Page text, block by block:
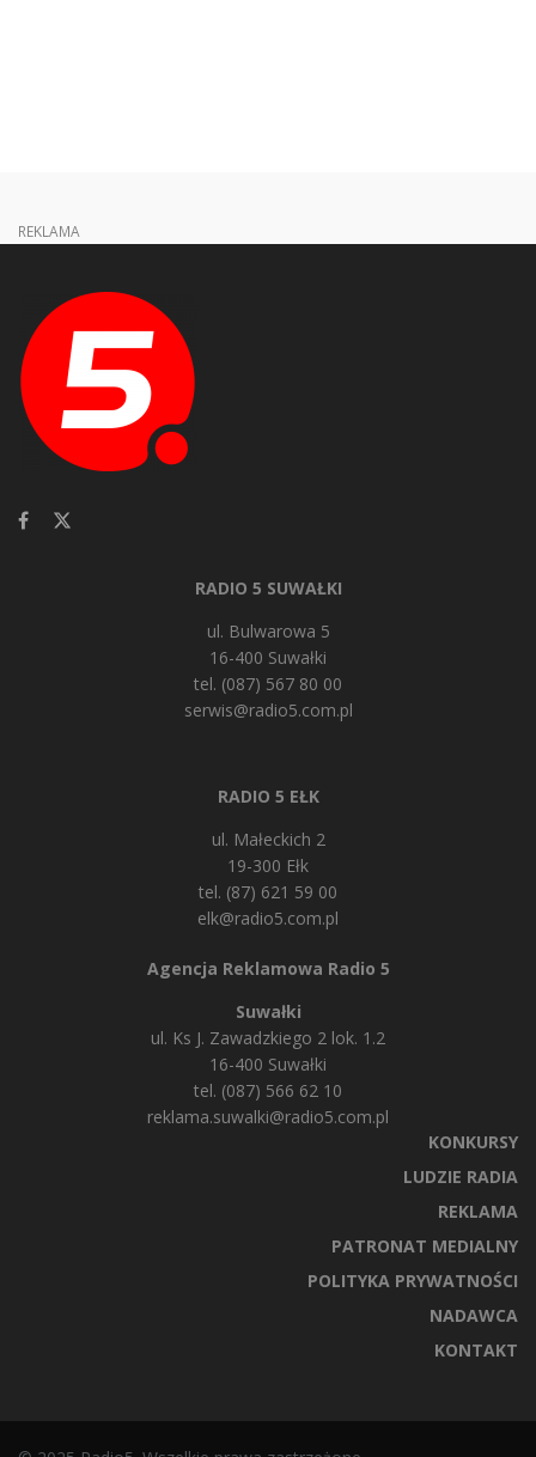
REKLAMA
RADIO 5 SUWAŁKI
ul. Bulwarowa 5
16-400 Suwałki
tel. (087) 567 80 00
serwis@radio5.com.pl
RADIO 5 EŁK
ul. Małeckich 2
19-300 Ełk
tel. (87) 621 59 00
elk@radio5.com.pl
Agencja Reklamowa Radio 5
Suwałki
ul. Ks J. Zawadzkiego 2 lok. 1.2
16-400 Suwałki
tel. (087) 566 62 10
reklama.suwalki@radio5.com.pl
KONKURSY
LUDZIE RADIA
REKLAMA
PATRONAT MEDIALNY
POLITYKA PRYWATNOŚCI
NADAWCA
KONTAKT